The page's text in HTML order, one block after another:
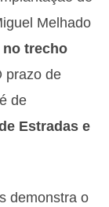
Melhado
trecho
prazo de
de
Estradas e
demonstra o